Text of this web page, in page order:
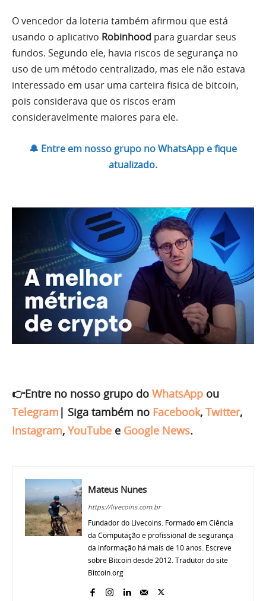
O vencedor da loteria também afirmou que está
usando o aplicativo Robinhood para guardar seus
fundos. Segundo ele, havia riscos de segurança no
uso de um método centralizado, mas ele não estava
interessado em usar uma carteira fisica de bitcoin,
pois considerava que os riscos eram
consideravelmente maiores para ele.
🔔 Entre em nosso grupo no WhatsApp e fique
atualizado.
👉Entre no nosso grupo do WhatsApp ou
Telegram | Siga também no Facebook, Twitter,
Instagram, YouTube e Google News.
Mateus Nunes
https://livecoins.com.br
Fundador do Livecoins. Formado em Ciência
da Computação e profissional de segurança
da informação há mais de 10 anos. Escreve
sobre Bitcoin desde 2012. Tradutor do site
Bitcoin.org